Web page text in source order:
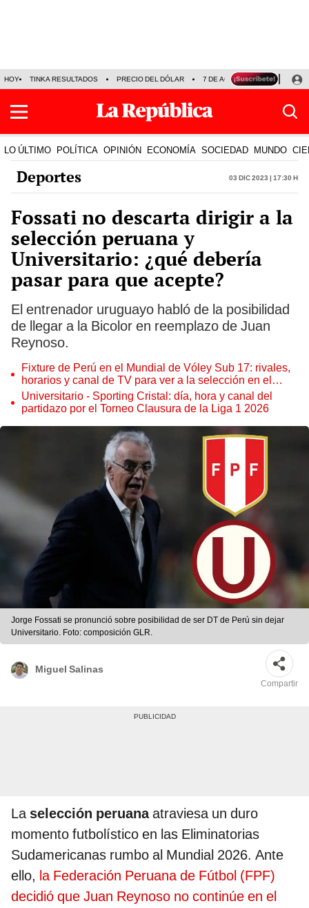
HOY TINKA RESULTADOS PRECIO DEL DÓLAR 7 DE AGOSTO OLLANTA
LO ÚLTIMO POLÍTICA OPINIÓN ECONOMÍA SOCIEDAD MUNDO
Deportes 03 Dic 2023 | 17:30 h
Fossati no descarta dirigir a la
selección peruana y
Universitario: ¿qué debería
pasar para que acepte?
El entrenador uruguayo habló de la posibilidad
de llegar a la Bicolor en reemplazo de Juan
Reynoso.
Fixture de Perú en el Mundial de Vóley Sub 17: rivales,
horarios y canal de TV para ver a la selección en el
torneo
Universitario - Sporting Cristal: día, hora y canal del
partidazo por el Torneo Clausura de la Liga 1 2026
Jorge Fossati se pronunció sobre posibilidad de ser DT de Perú sin dejar
Universitario. Foto: composición GLR.
Miguel Salinas
Compartir
La selección peruanaatraviesa un duro
momento futbolístico en las Eliminatorias
Sudamericanas rumbo al Mundial 2026. Ante
ello, la Federación Peruana de Fútbol (FPF)
decidió que Juan Reynoso no continúe en el